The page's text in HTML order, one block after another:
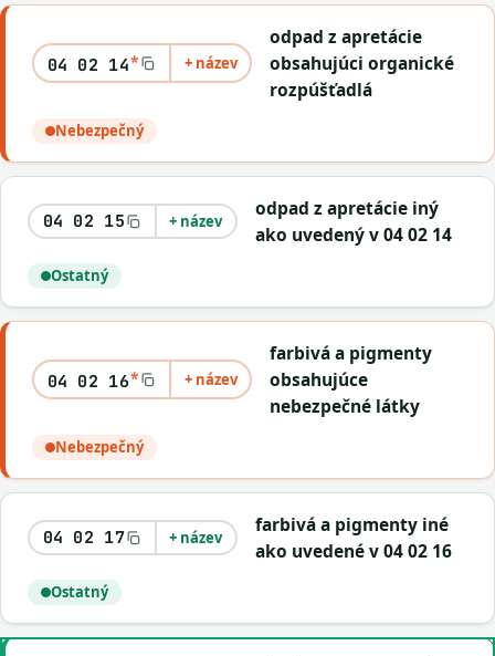
04 02 14* + název
odpad z apretácie
obsahujúci organické
rozpúšťadlá
Nebezpečný
04 02 15 + název
odpad z apretácie iný
ako uvedený v 04 02 14
Ostatný
04 02 16* + název
farbivá a pigmenty
obsahujúce
nebezpečné látky
Nebezpečný
04 02 17 + název
farbivá a pigmenty iné
ako uvedené v 04 02 16
Ostatný